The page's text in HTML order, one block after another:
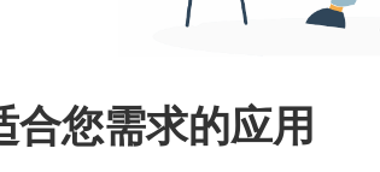
合您需求的应用